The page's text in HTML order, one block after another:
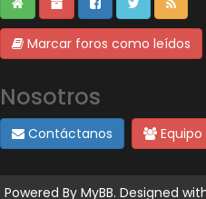
Marcar foros como leídos
Nosotros
Contáctanos
Powered By MyBB. Designed